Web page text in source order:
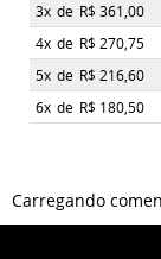
3x de R$ 361,00
4x de R$ 270,75
5x de R$ 216,60
6x de R$ 180,50
Carregando